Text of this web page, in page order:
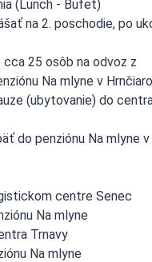
(Lunch - Bufet)
na 2. poschodie, po
25 osôb na odvoz z
Na mlyne v
(ubytovanie) do
do penziónu Na mlyne v
centre Senec
Na mlyne
Trnavy
Na mlyne